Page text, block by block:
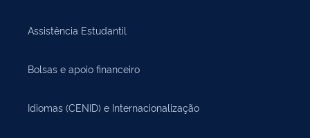
Assistência Estudantil
Bolsas e apoio financeiro
Idiomas (CENID) e Internacionalização